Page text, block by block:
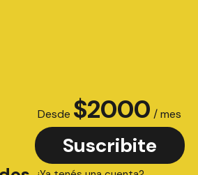
Desde $2000 / mes
Suscribite